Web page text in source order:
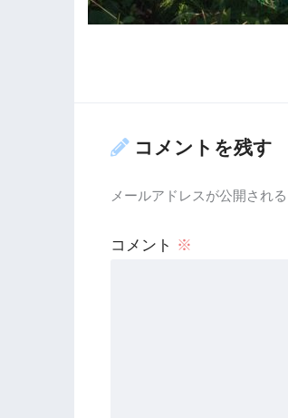
コメントを残す
メールアドレスが公開され
コメント ※